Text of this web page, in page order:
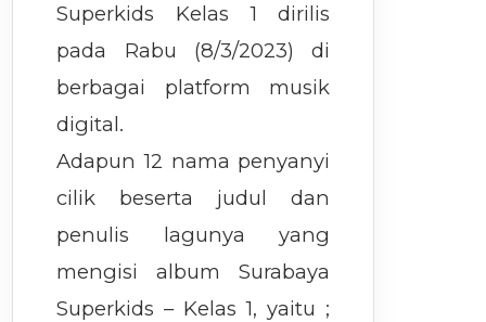
Superkids Kelas 1 dirilis
pada Rabu (8/3/2023) di
berbagai platform musik
digital.
Adapun 12 nama penyanyi
cilik beserta judul dan
penulis lagunya yang
mengisi album Surabaya
Superkids – Kelas 1, yaitu ;